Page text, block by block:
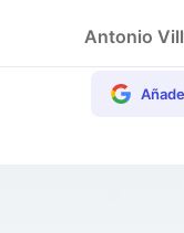
Antonio